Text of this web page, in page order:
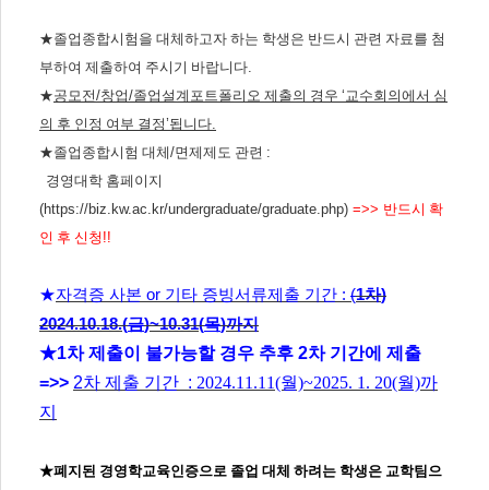
★졸업종합시험을 대체하고자 하는 학생은 반드시 관련 자료를 첨
부하여 제출하여 주시기 바랍니다.
★공모전/창업/졸업설계포트폴리오 제출의 경우 ‘교수회의에서 심
의 후 인정 여부 결정’됩니다.
★졸업종합시험 대체/면제제도 관련 :
경영대학 홈페이지
(https://biz.kw.ac.kr/undergraduate/graduate.php) =>> 반드시 확
인 후 신청 !!
★자격증 사본 or 기타 증빙서류제출 기간 : (1차)
2024.10.18.(금)~10.31(목)까지
★1차 제출이 불가능할 경우 추후 2차 기간에 제출
=>> 2차 제출 기간 : 2024.11.11(월)~2025. 1. 20(월)까
지
★폐지된 경영학교육인증으로 졸업 대체 하려는 학생은 교학팀으